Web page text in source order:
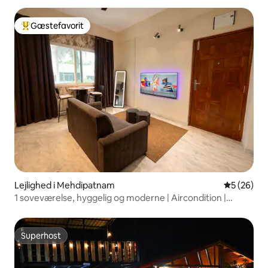
Bedste gæstefavorit
Gæstefavorit
Lejlighed i Mehdipatnam 5 ud af 5 i
5 (26)
1 soveværelse, hyggelig og moderne | Aircondition |
Superhost
Superhost